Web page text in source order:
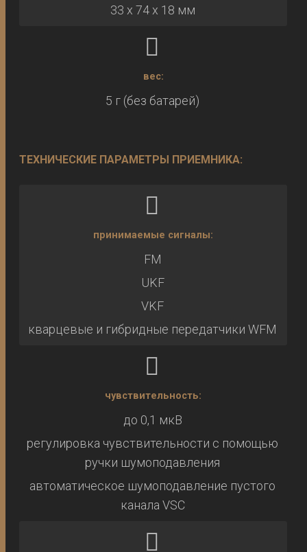
33 х 74 х 18 мм
вес:
5 г (без батарей)
ТЕХНИЧЕСКИЕ ПАРАМЕТРЫ ПРИЕМНИКА:
принимаемые сигналы:
FM
UKF
VKF
кварцевые и гибридные передатчики WFM
чувствительность:
до 0,1 мкВ
регулировка чувствительности с помощью
ручки шумоподавления
автоматическое шумоподавление пустого
канала VSC